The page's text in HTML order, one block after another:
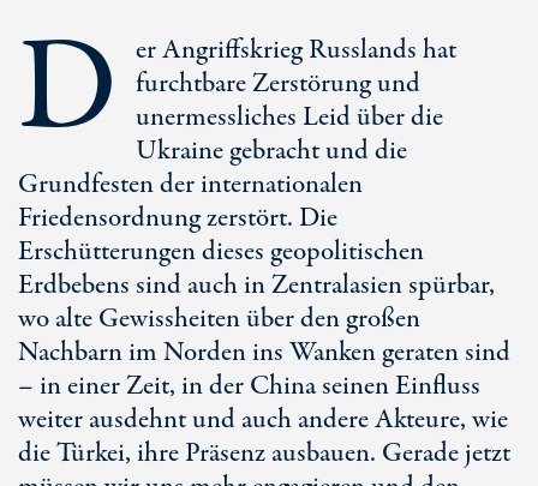
D
er Angriffskrieg Russlands hat
furchtbare Zerstörung und
unermessliches Leid über die
Ukraine gebracht und die
Grundfesten der internationalen
Friedensordnung zerstört. Die
Erschütterungen dieses geopolitischen
Erdbebens sind auch in Zentralasien spürbar,
wo alte Gewissheiten über den großen
Nachbarn im Norden ins Wanken geraten sind
– in einer Zeit, in der China seinen Einfluss
weiter ausdehnt und auch andere Akteure, wie
die Türkei, ihre Präsenz ausbauen. Gerade jetzt